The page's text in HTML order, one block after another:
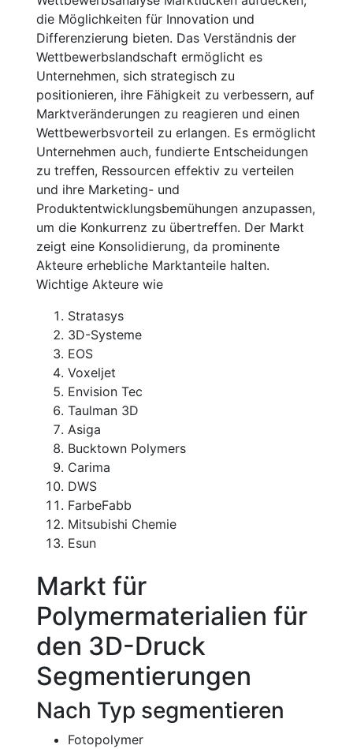
die Möglichkeiten für Innovation und
Differenzierung bieten. Das Verständnis der
Wettbewerbslandschaft ermöglicht es
Unternehmen, sich strategisch zu
positionieren, ihre Fähigkeit zu verbessern, auf
Marktveränderungen zu reagieren und einen
Wettbewerbsvorteil zu erlangen. Es ermöglicht
Unternehmen auch, fundierte Entscheidungen
zu treffen, Ressourcen effektiv zu verteilen
und ihre Marketing- und
Produktentwicklungsbemühungen anzupassen,
um die Konkurrenz zu übertreffen. Der Markt
zeigt eine Konsolidierung, da prominente
Akteure erhebliche Marktanteile halten.
Wichtige Akteure wie
Stratasys
3D-Systeme
EOS
Voxeljet
Envision Tec
Taulman 3D
Asiga
Bucktown Polymers
Carima
DWS
FarbeFabb
Mitsubishi Chemie
Esun
Markt für
Polymermaterialien für
den 3D-Druck
Segmentierungen
Nach Typ segmentieren
Fotopolymer